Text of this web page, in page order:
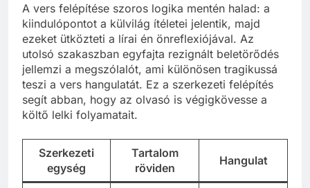
A vers felépítése szoros logika mentén halad: a
kiindulópontot a külvilág ítéletei jelentik, majd
ezeket ütközteti a lírai én önreflexiójával. Az
utolsó szakaszban egyfajta rezignált beletörődés
jellemzi a megszólalót, ami különösen tragikussá
teszi a vers hangulatát. Ez a szerkezeti felépítés
segít abban, hogy az olvasó is végigkövesse a
költő lelki folyamatait.
Szerkezeti
egység
Tartalom
röviden
Hangulat